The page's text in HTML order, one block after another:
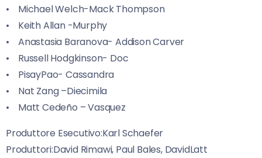
• Michael Welch-Mack Thompson
• Keith Allan -Murphy
• Anastasia Baranova- Addison Carver
• Russell Hodgkinson- Doc
• PisayPao- Cassandra
• Nat Zang –Diecimila
• Matt Cedeño – Vasquez
Produttore Esecutivo:Karl Schaefer
Produttori:David Rimawi, Paul Bales, DavidLatt